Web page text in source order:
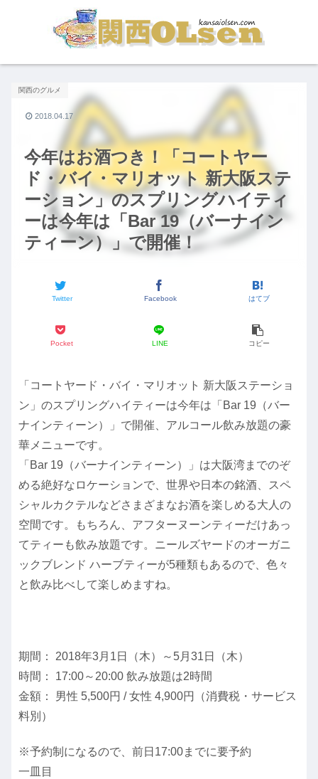
今年はお酒つき！「コートヤー
ド・バイ・マリオット 新大阪ステ
ーション」のスプリングハイティ
ーは今年は「Bar 19（バーナイン
ティーン）」で開催！
関西のグルメ
Twitter Facebook はてブ
Pocket LINE コピー
2018.04.17
「コートヤード・バイ・マリオット 新大阪ステーショ
ン」のスプリングハイティーは今年は「Bar 19（バー
ナインティーン）」で開催、アルコール飲み放題の豪
華メニューです。
「Bar 19（バーナインティーン）」は大阪湾までのぞ
める絶好なロケーションで、世界や日本の銘酒、スペ
シャルカクテルなどさまざまなお酒を楽しめる大人の
空間です。もちろん、アフターヌーンティーだけあっ
てティーも飲み放題です。ニールズヤードのオーガニ
ックブレンド ハーブティーが5種類もあるので、色々
と飲み比べして楽しめますね。
期間： 2018年3月1日（木）～5月31日（木）
時間： 17:00～20:00 飲み放題は2時間
金額： 男性 5,500円 / 女性 4,900円（消費税・サービス
料別）
※予約制になるので、前日17:00までに要予約
一皿目